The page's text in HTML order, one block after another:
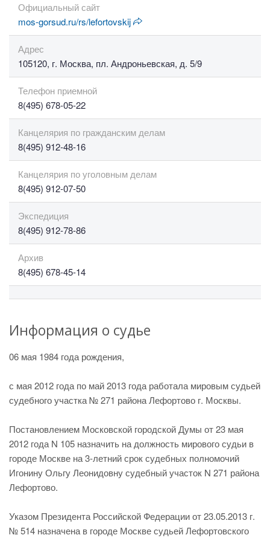
Официальный сайт
mos-gorsud.ru/rs/lefortovskij
Адрес
105120, г. Москва, пл. Андроньевская, д. 5/9
Телефон приемной
8(495) 678-05-22
Канцелярия по гражданским делам
8(495) 912-48-16
Канцелярия по уголовным делам
8(495) 912-07-50
Экспедиция
8(495) 912-78-86
Архив
8(495) 678-45-14
Информация о судье
06 мая 1984 года рождения,
с мая 2012 года по май 2013 года работала мировым судьей
судебного участка № 271 района Лефортово г. Москвы.
Постановлением Московской городской Думы от 23 мая
2012 года N 105 назначить на должность мирового судьи в
городе Москве на 3-летний срок судебных полномочий
Игонину Ольгу Леонидовну судебный участок N 271 района
Лефортово.
Указом Президента Российской Федерации от 23.05.2013 г.
№ 514 назначена в городе Москве судьей Лефортовского